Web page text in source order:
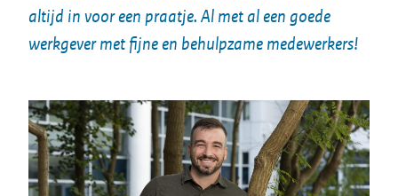
altijd in voor een praatje. Al met al een goede
werkgever met fijne en behulpzame medewerkers!
Image